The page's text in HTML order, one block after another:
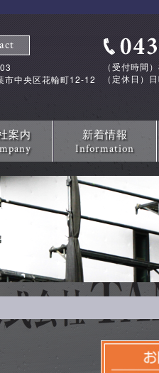
市中央区花輪町12-12
（受付時間
（定休日）
案内 新着情報
Information